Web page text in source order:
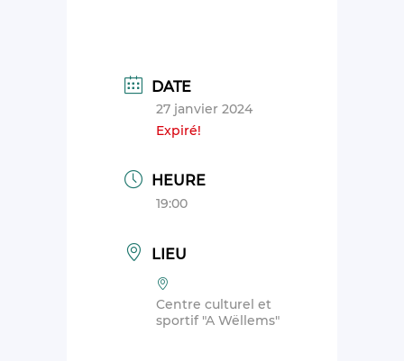
DATE
27 janvier 2024
Expiré!
HEURE
19:00
LIEU
Centre culturel et
sportif "A Wëllems"